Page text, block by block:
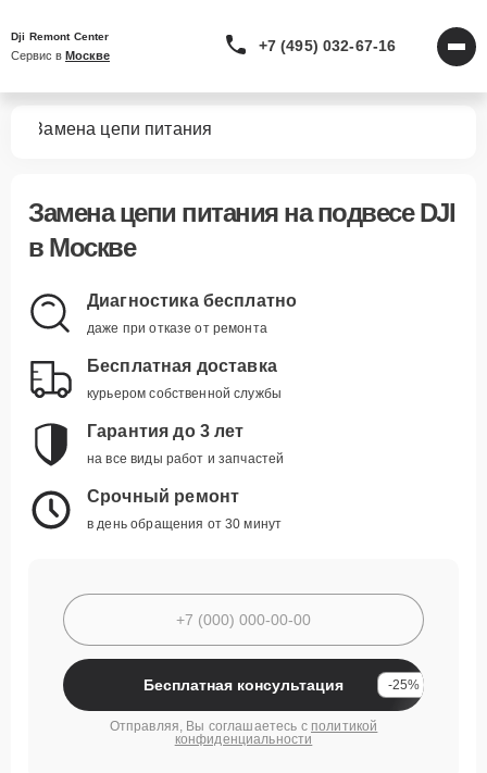
Dji Remont Center
Сервис в Москве
+7 (495) 032-67-16
Замена цепи питания
Замена цепи питанияна подвесе DJI
в Москве
Диагностика бесплатно
даже при отказе от ремонта
Бесплатная доставка
курьером собственной службы
Гарантия до 3 лет
на все виды работ и запчастей
Срочный ремонт
в день обращения от 30 минут
Бесплатная консультация -25%
Отправляя, Вы соглашаетесь с политикой
конфиденциальности